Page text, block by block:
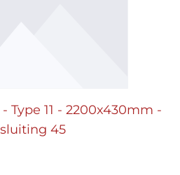
Type 11 - 2200x430mm -
45